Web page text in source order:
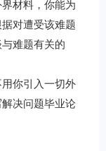
材料，你能为
对遭受该难题
难题有关的
你引入一切外
决问题毕业论